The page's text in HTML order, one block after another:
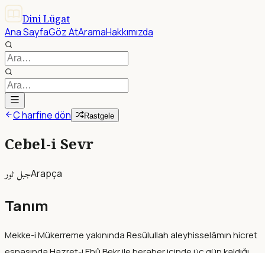
Dini Lügat
Ana SayfaGöz AtAramaHakkımızda
C harfine dön Rastgele
Cebel-i Sevr
جبل ثورArapça
Tanım
Mekke-i Mükerreme yakınında Resûlullah aleyhisselâmın hicret